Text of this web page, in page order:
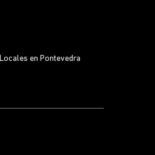
Locales en Pontevedra